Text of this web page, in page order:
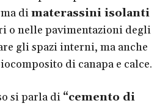
dimaterassini isolanti
o nelle pavimentazioni degli
gli spazi interni, ma anche
di canapa e calce.
si parla di “cemento di